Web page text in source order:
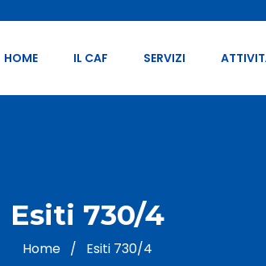
HOME IL CAF SERVIZI
Esiti 730/4
Home/ Esiti 730/4